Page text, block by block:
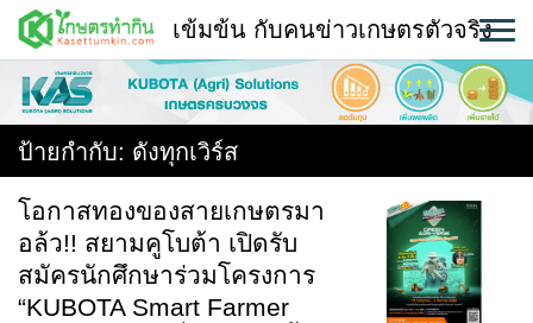
Skip
content
พืช
หน้าแรก
แวดวงเกษตร
ใคร ทำอะไร ที่ไหน
สถานีข่าววันนี้
เข้มข้น กับคนข่าวเกษตรตัวจริง
ป้ายกำกับ: ดังทุกเวิร์ส
โอกาสทองของสายเกษตรมา
อล้ว!! สยามคูโบต้า เปิดรับ
สมัครนักศึกษาร่วมโครงการ
“KUBOTA Smart Farmer